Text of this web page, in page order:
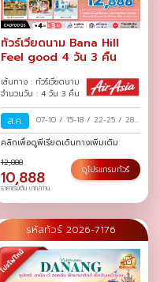
ทัวร์เวียดนาม Bana Hill
Feel good 4 วัน 3 คืน
เส้นทาง : ทัวร์เวียดนาม
จำนวนวัน : 4 วัน 3 คืน
ส.ค. 07-10 / 15-18 / 22-25 / 28-
31/
คลิกเพื่อดูพีเรียดเดินทางเพิ่มเติม
12,888
10,888
ราคาเริ่มต้น บาท/ท่าน
ดูโปรแกรมทัวร์
รหัสทัวร์ 2026-7176